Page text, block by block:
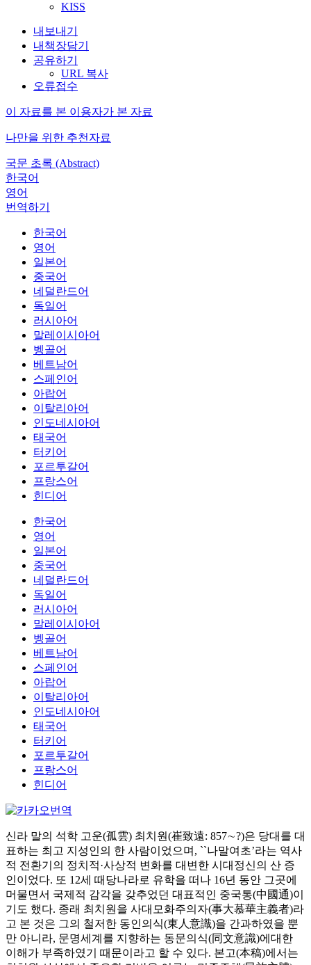
KISS
내보내기
내책장담기
공유하기
URL 복사
오류접수
이 자료를 본 이용자가 본 자료
나만을 위한 추천자료
국문 초록 (Abstract)
한국어
영어
번역하기
한국어
영어
일본어
중국어
네덜란드어
독일어
러시아어
말레이시아어
벵골어
베트남어
스페인어
아랍어
이탈리아어
인도네시아어
태국어
터키어
포르투갈어
프랑스어
힌디어
한국어
영어
일본어
중국어
네덜란드어
독일어
러시아어
말레이시아어
벵골어
베트남어
스페인어
아랍어
이탈리아어
인도네시아어
태국어
터키어
포르투갈어
프랑스어
힌디어
신라 말의 석학 고운(孤雲) 최치원(崔致遠: 857∼?)은 당대를 대
표하는 최고 지성인의 한 사람이었으며, ``나말여초’라는 역사
적 전환기의 정치적·사상적 변화를 대변한 시대정신의 산 증
인이었다. 또 12세 때당나라로 유학을 떠나 16년 동안 그곳에
머물면서 국제적 감각을 갖추었던 대표적인 중국통(中國通)이
기도 했다. 종래 최치원을 사대모화주의자(事大慕華主義者)라
고 본 것은 그의 철저한 동인의식(東人意識)을 간과하였을 뿐
만 아니라, 문명세계를 지향하는 동문의식(同文意識)에대한
이해가 부족하였기 때문이라고 할 수 있다. 본고(本稿)에서는